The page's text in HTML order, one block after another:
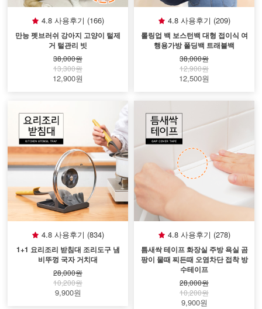
4.8 사용후기 (166)
만능 펫브러쉬 강아지 고양이 털제
거 털관리 빗
38,000원
13,300원
12,900원
4.8 사용후기 (209)
롤링업 백 보스턴백 대형 접이식 여
행용가방 폴딩백 트래블백
38,000원
12,900원
12,500원
4.8 사용후기 (834)
1+1 요리조리 받침대 조리도구 냄
비뚜껑 국자 거치대
28,000원
10,200원
9,900원
4.8 사용후기 (278)
틈새싹 테이프 화장실 주방 욕실 곰
팡이 물때 찌든때 오염차단 접착 방
수테이프
28,000원
10,200원
9,900원